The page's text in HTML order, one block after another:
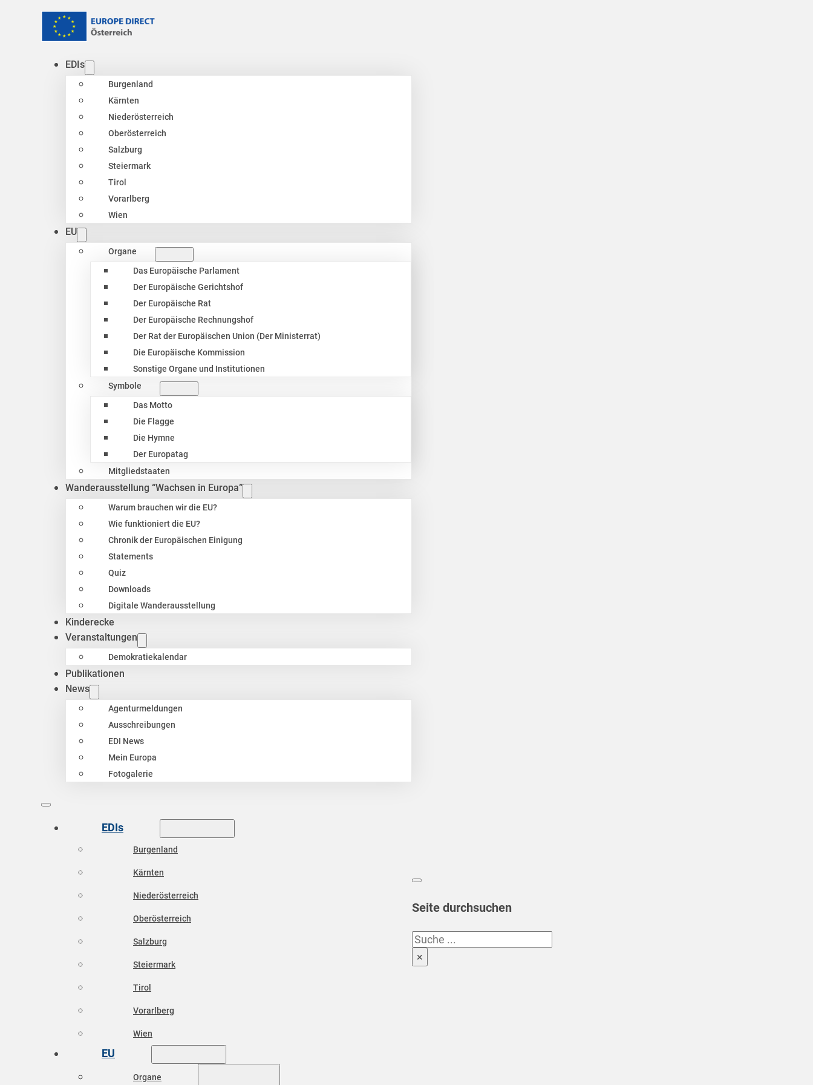
EDIs
Burgenland
Kärnten
Niederösterreich
Oberösterreich
Salzburg
Steiermark
Tirol
Vorarlberg
Wien
EU
Organe
Das Europäische Parlament
Der Europäische Gerichtshof
Der Europäische Rat
Der Europäische Rechnungshof
Der Rat der Europäischen Union (Der Ministerrat)
Die Europäische Kommission
Sonstige Organe und Institutionen
Symbole
Das Motto
Die Flagge
Die Hymne
Der Europatag
Mitgliedstaaten
Wanderausstellung “Wachsen in Europa”
Warum brauchen wir die EU?
Wie funktioniert die EU?
Chronik der Europäischen Einigung
Statements
Quiz
Downloads
Digitale Wanderausstellung
Kinderecke
Veranstaltungen
Demokratiekalendar
Publikationen
News
Agenturmeldungen
Ausschreibungen
EDI News
Mein Europa
Fotogalerie
EDIs
Burgenland
Kärnten
Niederösterreich
Oberösterreich
Salzburg
Steiermark
Tirol
Vorarlberg
Wien
EU
Organe
Seite durchsuchen
Suchen
×